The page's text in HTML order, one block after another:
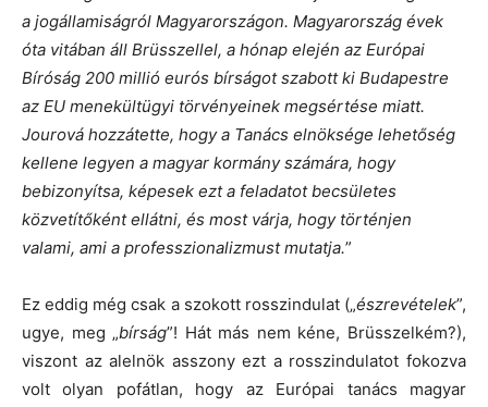
a jogállamiságról Magyarországon. Magyarország évek
óta vitában áll Brüsszellel, a hónap elején az Európai
Bíróság 200 millió eurós bírságot szabott ki Budapestre
az EU menekültügyi törvényeinek megsértése miatt.
Jourová hozzátette, hogy a Tanács elnöksége lehetőség
kellene legyen a magyar kormány számára, hogy
bebizonyítsa, képesek ezt a feladatot becsületes
közvetítőként ellátni, és most várja, hogy történjen
valami, ami a professzionalizmust mutatja.”
Ez eddig még csak a szokott rosszindulat („észrevételek”,
ugye, meg „bírság”! Hát más nem kéne, Brüsszelkém?),
viszont az alelnök asszony ezt a rosszindulatot fokozva
volt olyan pofátlan, hogy az Európai tanács magyar